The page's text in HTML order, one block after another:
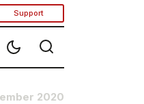
Support
2020